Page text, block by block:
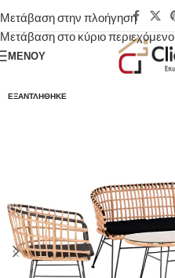
Μετάβαση στην πλοήγηση
Μετάβαση στο κύριο περιεχόμενο
ΜΕΝΟΎ
ΕΞΑΝΤΛΉΘΗΚΕ